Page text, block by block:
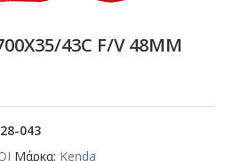
43C F/V 48ΜΜ
043
Μάρκα: Kenda